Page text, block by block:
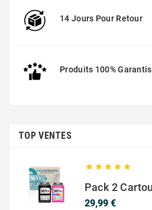
14 Jours Pour Retour
Produits 100% Garantis
TOP VENTES
    
29,99 €Prix